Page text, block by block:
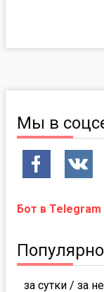
Мы в
Бот в Telegram
за сутки / за